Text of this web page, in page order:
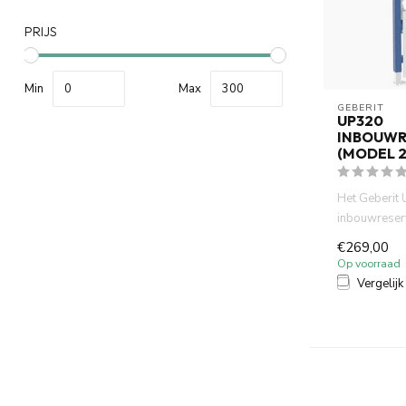
PRIJS
Min Max
GEBERIT
UP320
(MODEL
Het Geberit
standaard
€269,00
Op voorraad
Vergelijk